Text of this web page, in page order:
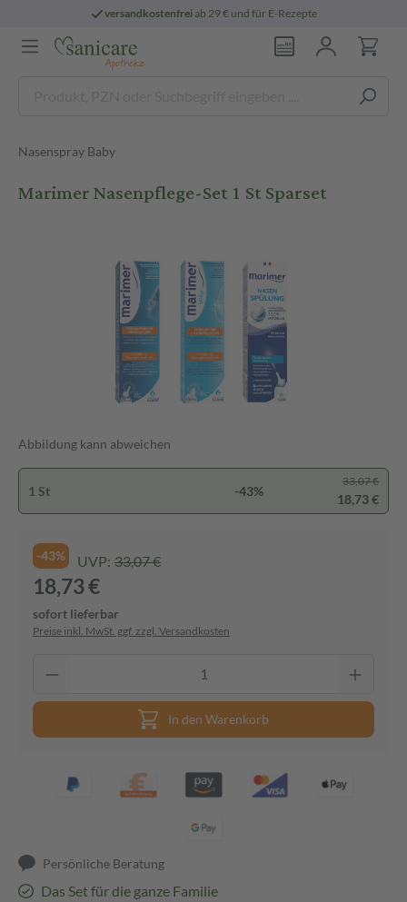
versandkostenfreiab 29 € und für E-Rezepte
Nasenspray Baby
Marimer Nasenpflege-Set 1 St Sparset
Abbildung kann abweichen
1 St -43%
33,07 €
18,73 €
-43% UVP: 33,07 €
18,73 €
sofort lieferbar
Preise inkl. MwSt. ggf. zzgl. Versandkosten
In den Warenkorb
Persönliche Beratung
Das Set für die ganze Familie